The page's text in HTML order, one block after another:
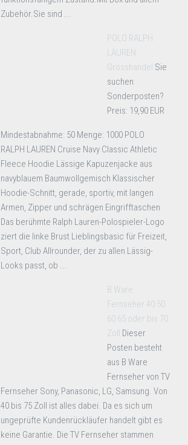
Zubehör.Sie sind ...
POLO RALPH
LAUREN
Grosshandel Sie
suchen
Sonderposten?
Preis: 19,90 EUR
Mindestabnahme: 50 Menge: 1000 POLO
RALPH LAUREN Cruise Navy Classic Athletic
Fleece Hoodie Lässige Kapuzenjacke aus
navyblauem Baumwollgemisch Klassischer
Hoodie-Schnitt, gerade, sportiv, mit langen
Armen, Zipper und schrägen Eingrifftaschen
Das berühmte Ralph Lauren-Polospieler-Logo
ziert die linke Brust Lieblingsbasic für Freizeit,
Sport, Club Allrounder, der zu allen Lässig-
Looks passt, ob ...
B Ware
Fernseher 40 50
60 65 oder bis 70
Zoll Dieser
Posten besteht
aus B Ware
Fernseher von TV
Fernseher Sony, Panasonic, LG, Samsung. Von
40 bis 75 Zoll ist alles dabei. Da es sich um
ungeprüfte Kundenrückläufer handelt gibt es
keine Garantie. Die TV Fernseher stammen